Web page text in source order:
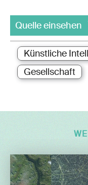
Quelle einsehen
Künstliche
Gesellschaft